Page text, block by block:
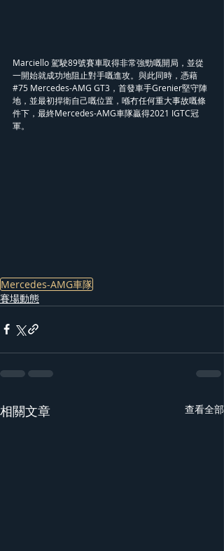
Marciello 駕駛89號賽車取得非常強勁嘅開局，並從
一開始就成功地阻止對手嘅進攻。與此同時，憑藉
#75 Mercedes-AMG GT3，首發車手Grenier堅守陣
地，並最初捍衛自己嘅位置，喺冇任何重大事故嘅條
件下，最終Mercedes-AMG車隊贏得2021 IGTC冠
軍。
Mercedes-AMG車隊
賽場動態
相關文章 查看全部